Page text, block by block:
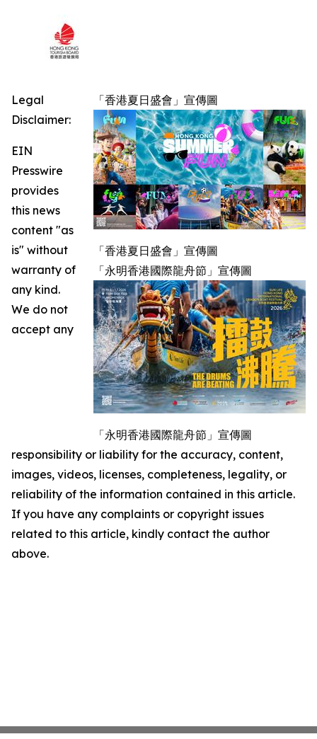
「香港夏日盛會」宣傳圖
「香港夏日盛會」宣傳圖
「永明香港國際龍舟節」宣傳圖
「永明香港國際龍舟節」宣傳圖
Legal
Disclaimer:
EIN
Presswire
provides
this news
content "as
is" without
warranty of
any kind.
We do not
accept any
responsibility or liability for the accuracy, content,
images, videos, licenses, completeness, legality, or
reliability of the information contained in this article.
If you have any complaints or copyright issues
related to this article, kindly contact the author
above.